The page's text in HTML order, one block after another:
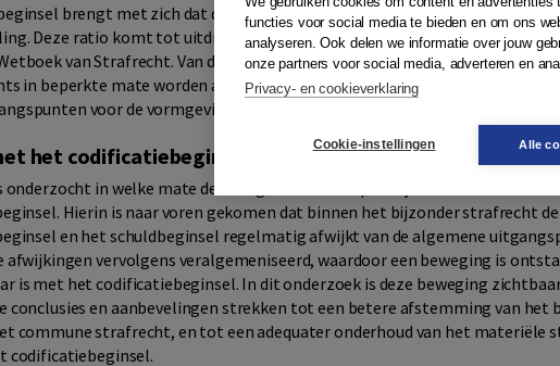
brengt met zich dat de nadruk in het materiële strafrecht behoort
Deze ratio komt tot uitdrukking in de algemene uitgangspunten die aan
van Strafrecht. Van deze algemene uitgangspunten mag in het
in beperkte mate worden afgeweken. Het schuldbeginsel en het
voor de vormgeving van het materiële strafrecht.
het codificatiebeginsel
onderzocht in welke mate de huidige strafrechtspraktijk beantwoordt aan
Hierin is naar voren gekomen dat binnen het bijzonder strafrecht
en het schuldbeginsel regelmatig afwijkt van de algemene
afwijkingen vervolgens veralgemeniseerd, waardoor een beweging is
is met het codificatiebeginsel. In dit onderzoek is deze beweging
conclusies en aanbevelingen strekken tot een betere afstemming van het
commune strafrecht, en tot een adequater onderhoud van het materiële
codificatiebeginsel.
functies voor social media te bieden en om ons
analyseren. Ook delen we informatie over jouw
onze partners voor social media, adverteren en
Privacy- en cookieverklaring
Cookie-instellingen Alle